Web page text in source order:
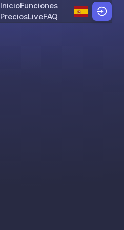
Skip to content
InicioFunciones
PreciosLiveFAQ